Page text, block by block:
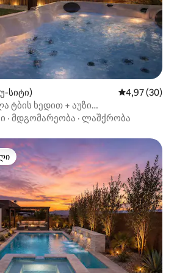
სიტი) საშუალო
4,97 (30)
ტბის ხედით + აუზი
სიმშვიდე
· მდგომარეობა · ლაშქრობა
ვარიანტი